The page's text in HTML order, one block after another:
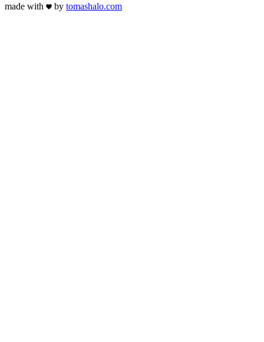
made with
by tomashalo.com